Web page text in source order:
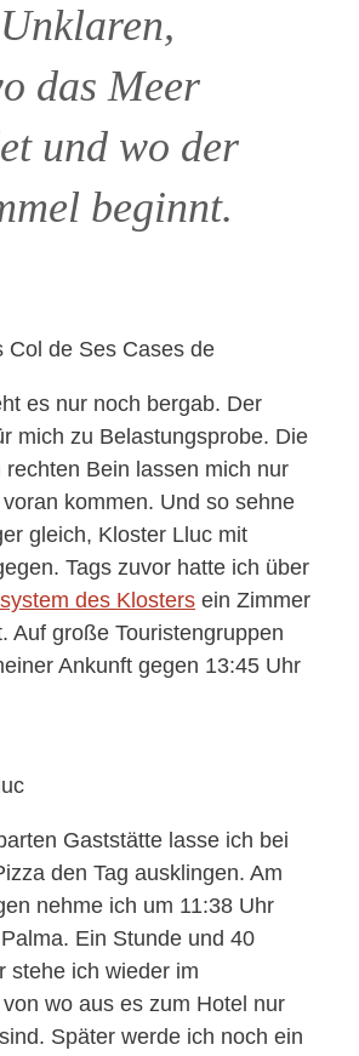
Unklaren,
das Meer
und wo der
beginnt.
Col de Ses Cases de
es nur noch bergab. Der
mich zu Belastungsprobe. Die
rechten Bein lassen mich nur
kommen. Und so sehne
gleich, Kloster Lluc mit
Tags zuvor hatte ich über
des Klosters ein Zimmer
Auf große Touristengruppen
Ankunft gegen 13:45 Uhr
Gaststätte lasse ich bei
den Tag ausklingen. Am
nehme ich um 11:38 Uhr
Ein Stunde und 40
stehe ich wieder im
wo aus es zum Hotel nur
Später werde ich noch ein